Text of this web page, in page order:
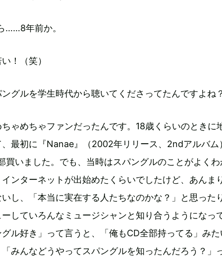
……8年前か。
！（笑）
グルを学生時代から聴いてくださってたんですよね
ゃめちゃファンだったんです。18歳くらいのときに
最初に『Nanae』（2002年リリース、2ndアルバム
買いました。でも、当時はスパングルのことがよく
ンターネットが出始めたくらいでしたけど、あんま
し、「本当に実在する人たちなのかな？」と思った
していろんなミュージシャンと知り合うようになっ
ル好き」って言うと、「俺もCD全部持ってる」み
みんなどうやってスパングルを知ったんだろう？」